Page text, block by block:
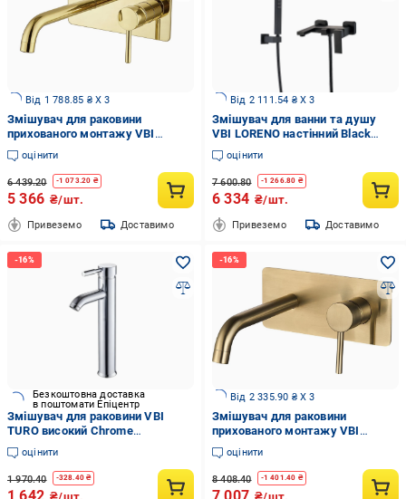
Від 1 788.85 ₴ X 3
Змішувач для раковини
прихованого монтажу VBI
MILANO LONG 2 Gold
(2958591552)
оцінити
6 439.20 -1 073.20 ₴
5 366 ₴/шт.
Привеземо Доставимо
Від 2 111.54 ₴ X 3
Змішувач для ванни та душу
VBI LORENO настінний Black
(2958591568)
оцінити
7 600.80 -1 266.80 ₴
6 334 ₴/шт.
Привеземо Доставимо
Безкоштовна доставка
в поштомати Епіцентр
Змішувач для раковини VBI
TURO високий Chrome
(2958591525)
оцінити
1 970.40 -328.40 ₴
Від 2 335.90 ₴ X 3
Змішувач для раковини
прихованого монтажу VBI
MILANO LONG 2 Brushed gold
(2958591536)
оцінити
8 408.40 -1 401.40 ₴